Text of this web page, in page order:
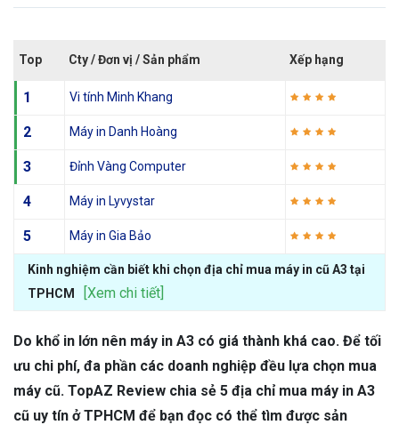
Top Cty / Đơn vị / Sản phẩm Xếp hạng
1 Vi tính Minh Khang
2 Máy in Danh Hoàng
3 Đỉnh Vàng Computer
4 Máy in Lyvystar
5 Máy in Gia Bảo
Kinh nghiệm cần biết khi chọn địa chỉ mua máy in cũ A3 tại
TPHCM
[Xem chi tiết]
Do khổ in lớn nên máy in A3 có giá thành khá cao. Để tối
ưu chi phí, đa phần các doanh nghiệp đều lựa chọn mua
máy cũ. TopAZ Review chia sẻ 5 địa chỉ mua máy in A3
cũ uy tín ở TPHCM để bạn đọc có thể tìm được sản